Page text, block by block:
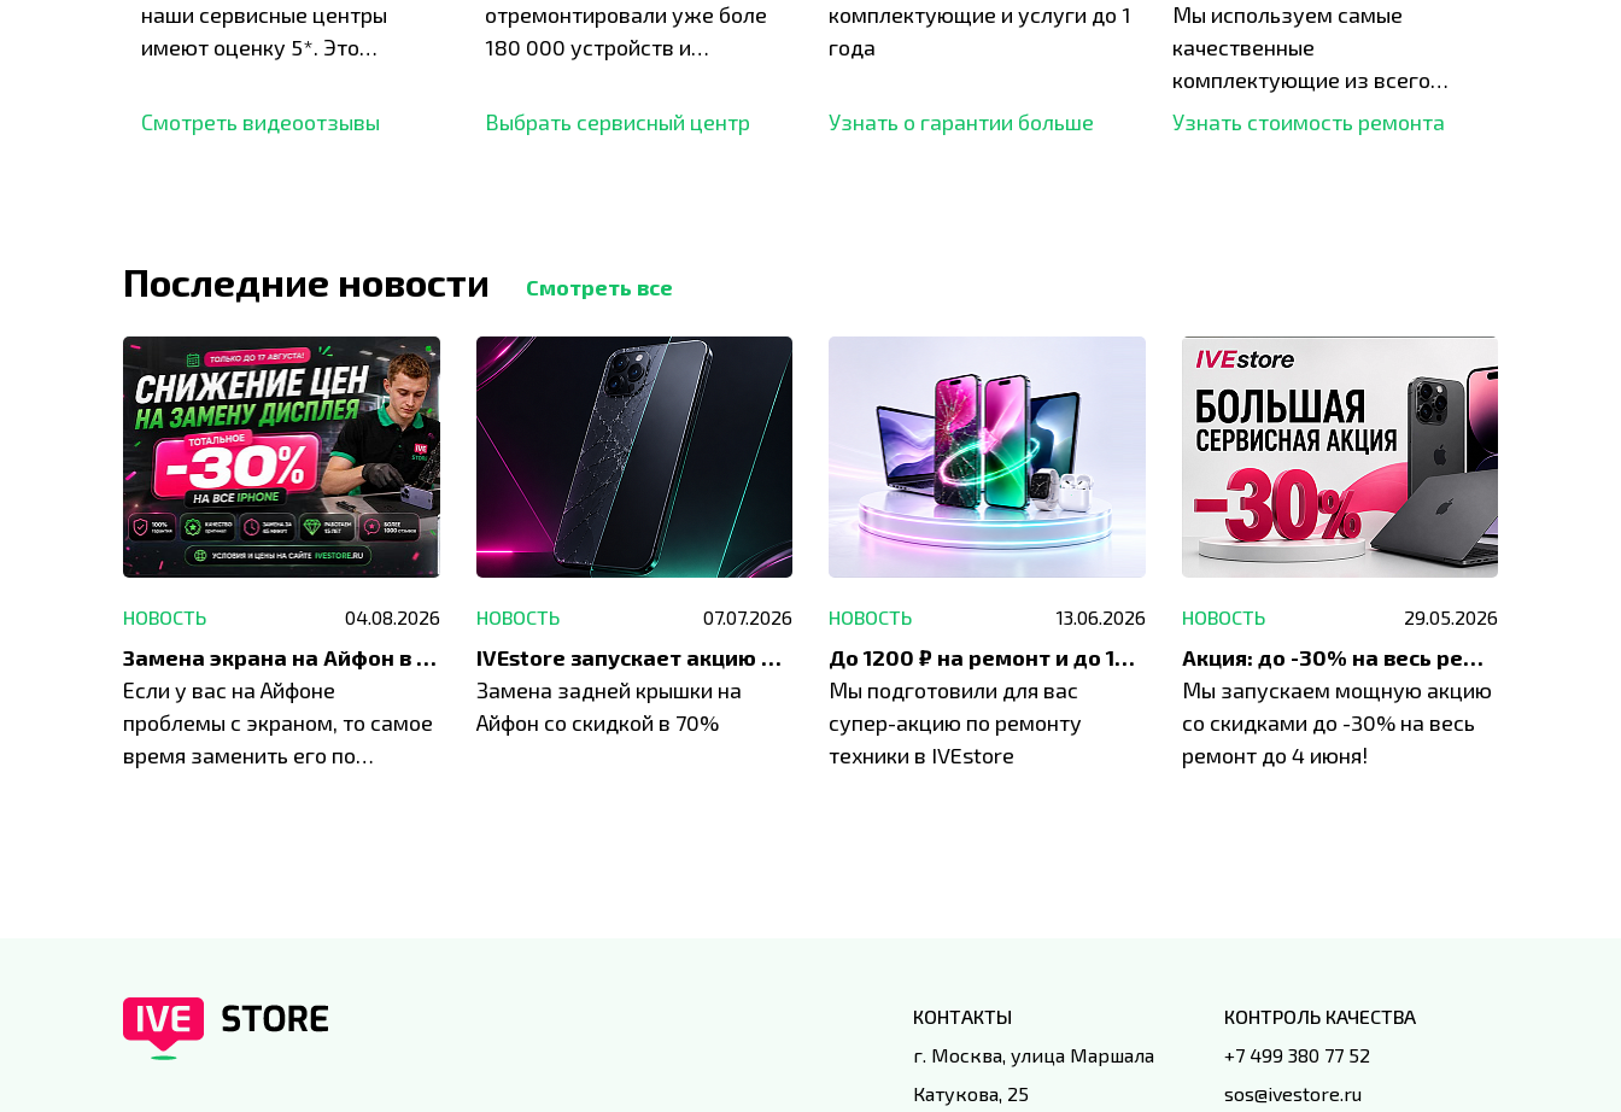
наши сервисные центры
имеют оценку 5*. Это
отзывов,
Смотреть видеоотзывы
отремонтировали уже боле
180 000 устройств и
опыт.
Выбрать сервисный центр
комплектующие и услуги до 1
года
Узнать о гарантии больше
Мы используем самые
качественные
комплектующие из всего
рынка и используем самое
Узнать стоимость ремонта
Последние новости Смотреть все
НОВОСТЬ 04.08.2026
Замена экрана на Айфон в Москве и Балашихе
Если у вас на Айфоне
проблемы с экраном, то самое
время заменить его по
НОВОСТЬ 07.07.2026
IVEstore запускает акцию на замену заднего стекла
Замена задней крышки на
Айфон со скидкой в 70%
НОВОСТЬ 13.06.2026
До 1200 ₽ на ремонт и до 1500 ₽ на покупку техники Apple
Мы подготовили для вас
супер-акцию по ремонту
техники в IVEstore
НОВОСТЬ 29.05.2026
Акция: до -30% на весь ремонт техники Apple
Мы запускаем мощную акцию
со скидками до -30% на весь
ремонт до 4 июня!
КОНТАКТЫ
г. Москва, улица Маршала
Катукова, 25
КОНТРОЛЬ КАЧЕСТВА
+7 499 380 77 52
sos@ivestore.ru